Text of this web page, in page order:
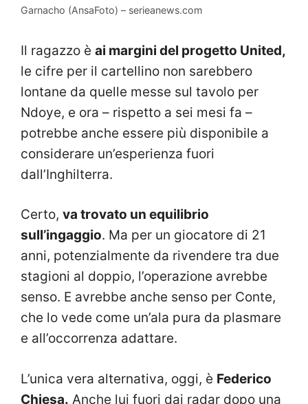
Garnacho (AnsaFoto) – serieanews.com
Il ragazzo è ai margini del progetto United,
le cifre per il cartellino non sarebbero
lontane da quelle messe sul tavolo per
Ndoye, e ora – rispetto a sei mesi fa –
potrebbe anche essere più disponibile a
considerare un’esperienza fuori
dall’Inghilterra.
Certo, va trovato un equilibrio
sull’ingaggio. Ma per un giocatore di 21
anni, potenzialmente da rivendere tra due
stagioni al doppio, l’operazione avrebbe
senso. E avrebbe anche senso per Conte,
che lo vede come un’ala pura da plasmare
e all’occorrenza adattare.
L’unica vera alternativa, oggi, è Federico
Chiesa. Anche lui fuori dai radar dopo una